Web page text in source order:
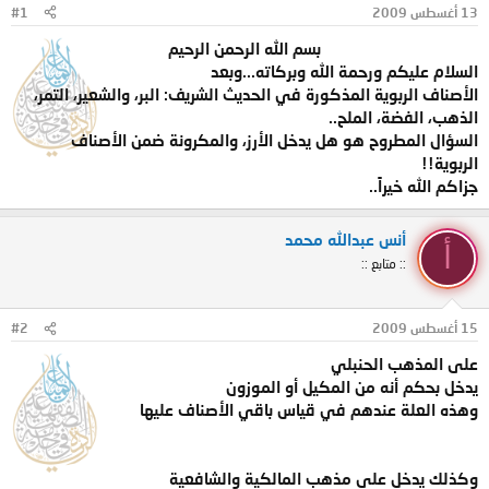
و
ع
13 أغسطس 2009 #1
بسم الله الرحمن الرحيم​
السلام عليكم ورحمة الله وبركاته...وبعد
الأصناف الربوية المذكورة في الحديث الشريف: البر، والشعير، التمر،
الذهب، الفضة، الملح..
السؤال المطروح هو هل يدخل الأرز، والمكرونة ضمن الأصناف
الربوية!!
جزاكم الله خيراً..
أنس عبدالله محمد
:: متابع ::
15 أغسطس 2009 #2
على المذهب الحنبلي
يدخل بحكم أنه من المكيل أو الموزون
وهذه العلة عندهم في قياس باقي الأصناف عليها
وكذلك يدخل على مذهب المالكية والشافعية